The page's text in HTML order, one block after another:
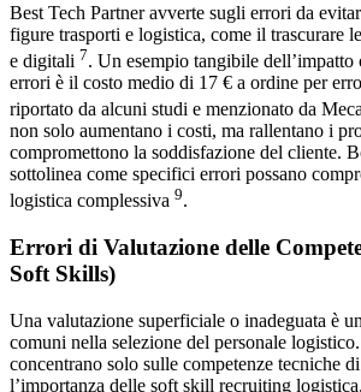
Best Tech Partner avverte sugli errori da
figure trasporti e logistica, come il trascurare
e digitali 7. Un esempio tangibile dell’impatto
errori è il costo medio di 17 € a ordine per
riportato da alcuni studi e menzionato da
non solo aumentano i costi, ma rallentano i
compromettono la soddisfazione del cliente.
sottolinea come specifici errori possano
logistica complessiva 9.
Errori di Valutazione delle
Soft Skills)
Una valutazione superficiale o inadeguata è
comuni nella selezione del personale
concentrano solo sulle competenze tecniche
l’importanza delle soft skill recruiting